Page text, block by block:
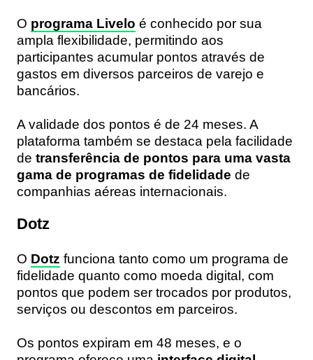
O programa Livelo é conhecido por sua
ampla flexibilidade, permitindo aos
participantes acumular pontos através de
gastos em diversos parceiros de varejo e
bancários.
A validade dos pontos é de 24 meses. A
plataforma também se destaca pela facilidade
de transferência de pontos para uma vasta
gama de programas de fidelidade de
companhias aéreas internacionais.
Dotz
O Dotz funciona tanto como um programa de
fidelidade quanto como moeda digital, com
pontos que podem ser trocados por produtos,
serviços ou descontos em parceiros.
Os pontos expiram em 48 meses, e o